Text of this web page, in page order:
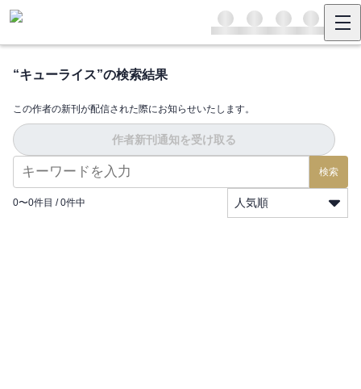
“キューライス”の検索結果
この作者の新刊が配信された際にお知らせいたします。
作者新刊通知を受け取る
検索
0〜0件目 / 0件中 人気順